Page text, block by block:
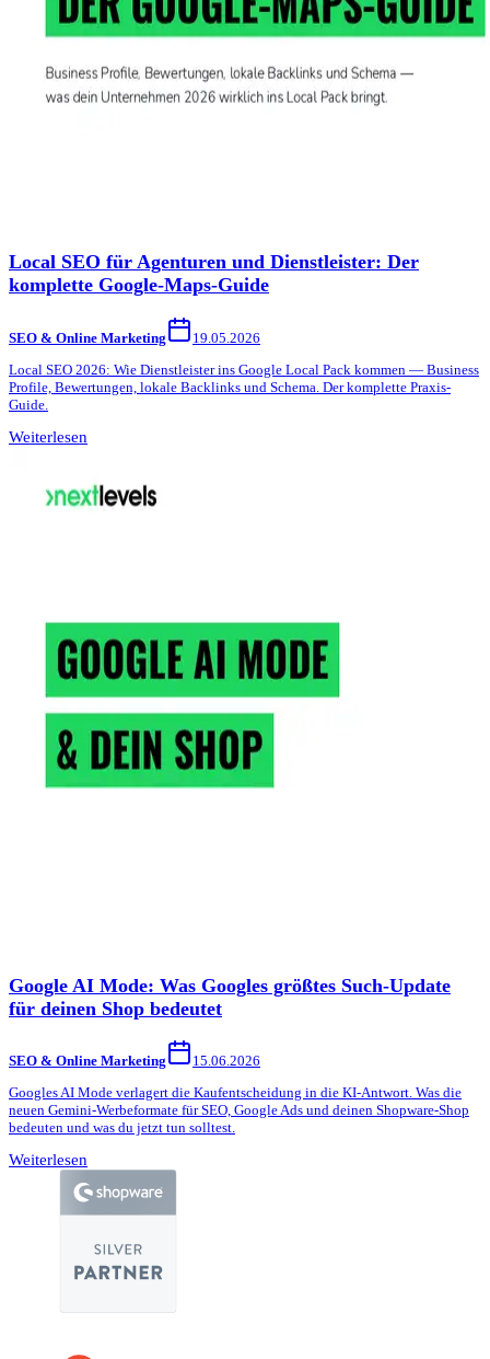
Local SEO für Agenturen und Dienstleister: Der
komplette Google-Maps-Guide
SEO & Online Marketing
19.05.2026
Local SEO 2026: Wie Dienstleister ins Google Local Pack kommen — Business
Profile, Bewertungen, lokale Backlinks und Schema. Der komplette Praxis-
Guide.
Weiterlesen
Google AI Mode: Was Googles größtes Such-Update
für deinen Shop bedeutet
SEO & Online Marketing
15.06.2026
Googles AI Mode verlagert die Kaufentscheidung in die KI-Antwort. Was die
neuen Gemini-Werbeformate für SEO, Google Ads und deinen Shopware-Shop
bedeuten und was du jetzt tun solltest.
Weiterlesen